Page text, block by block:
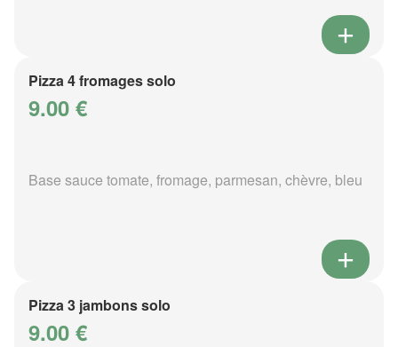
Pizza 4 fromages solo
9.00 €
Base sauce tomate, fromage, parmesan, chèvre, bleu
Pizza 3 jambons solo
9.00 €